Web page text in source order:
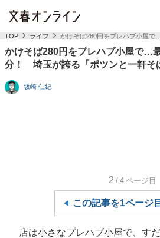
TOP ライフ かけそば280円をプレハブ小屋
かけそば280円をプレハブ小屋で…
分！ 埼玉が誇る「ポツンと一軒そ
坂崎 仁紀
2 /4 ページ目
この記事を1ページ
店は小さなプレハブ小屋で、す